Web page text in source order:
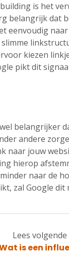
is het
belangrijk dat
eenvoudig
kiezen
pikt dit
belangrijker
andere
naar jouw
hierop
naar de
zal Google dit
Lees
is een